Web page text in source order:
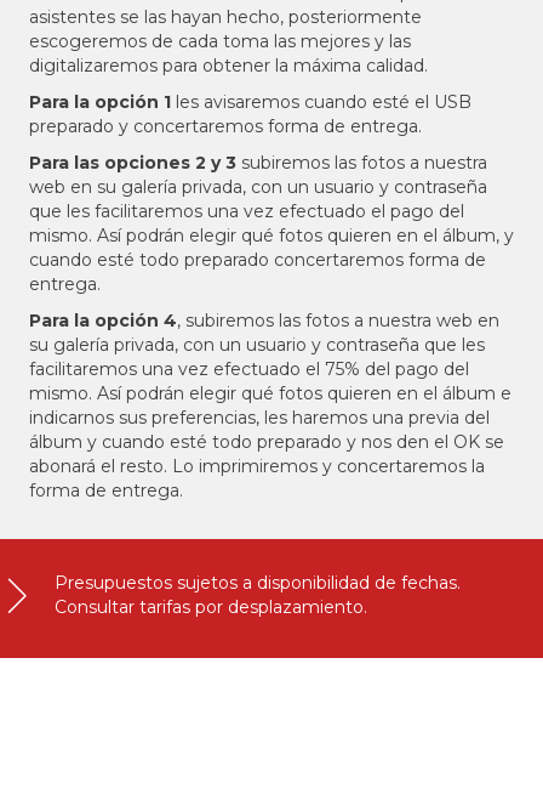
asistentes se las hayan hecho, posteriormente
escogeremos de cada toma las mejores y las
digitalizaremos para obtener la máxima calidad.
Para la opción 1 les avisaremos cuando esté el USB
preparado y concertaremos forma de entrega.
Para las opciones 2 y 3 subiremos las fotos a nuestra
web en su galería privada, con un usuario y contraseña
que les facilitaremos una vez efectuado el pago del
mismo. Así podrán elegir qué fotos quieren en el álbum, y
cuando esté todo preparado concertaremos forma de
entrega.
Para la opción 4, subiremos las fotos a nuestra web en
su galería privada, con un usuario y contraseña que les
facilitaremos una vez efectuado el 75% del pago del
mismo. Así podrán elegir qué fotos quieren en el álbum e
indicarnos sus preferencias, les haremos una previa del
álbum y cuando esté todo preparado y nos den el OK se
abonará el resto. Lo imprimiremos y concertaremos la
forma de entrega.
Presupuestos sujetos a disponibilidad de fechas.
Consultar tarifas por desplazamiento.